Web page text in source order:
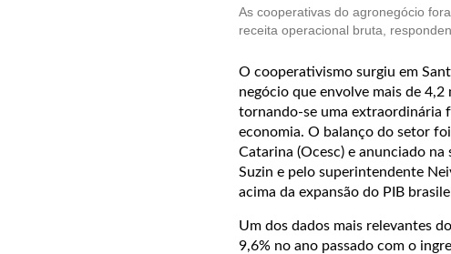
As cooperativas do agronegócio
receita operacional bruta,
O cooperativismo surgiu em
negócio que envolve mais de
tornando-se uma extraordinária
economia. O balanço do setor
Catarina (Ocesc) e anunciado
Suzin e pelo superintendente
acima da expansão do PIB
Um dos dados mais relevantes
9,6% no ano passado com o